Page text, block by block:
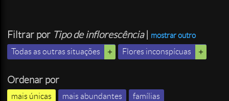
Filtrar por Tipo de inflorescência|
mostrar outro
Todas as outras situações
Flores inconspícuas
Ordenar por
mais únicas mais abundantes famílias